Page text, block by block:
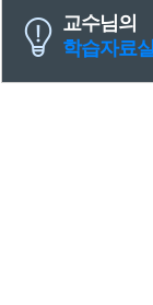
교수님의
학습자료